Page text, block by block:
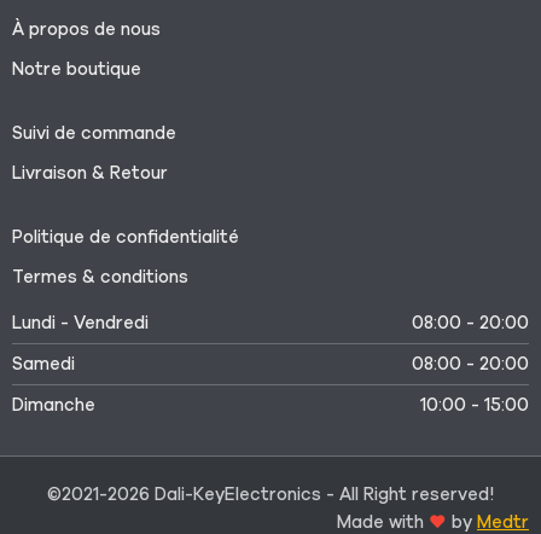
À propos de nous
Notre boutique
Suivi de commande
Livraison & Retour
Politique de confidentialité
Termes & conditions
Lundi - Vendredi
08:00 - 20:00
Samedi
08:00 - 20:00
Dimanche
10:00 - 15:00
©2021-2026 Dali-KeyElectronics - All Right reserved!
Made with
by Medtr